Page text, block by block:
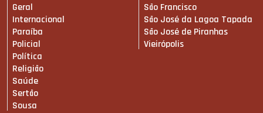
Geral
Internacional
Paraíba
Policial
Política
Religião
Saúde
Sertão
Sousa
São Francisco
São José da Lagoa Tapada
São José de Piranhas
Vieirópolis